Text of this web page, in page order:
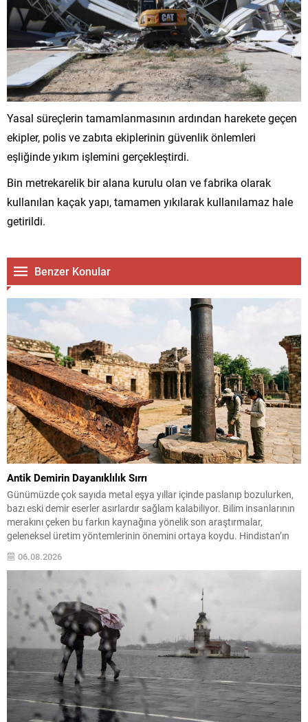
Yasal süreçlerin tamamlanmasının ardından harekete geçen
ekipler, polis ve zabıta ekiplerinin güvenlik önlemleri
eşliğinde yıkım işlemini gerçekleştirdi.
Bin metrekarelik bir alana kurulu olan ve fabrika olarak
kullanılan kaçak yapı, tamamen yıkılarak kullanılamaz hale
getirildi.
Benzer Konular
Antik Demirin Dayanıklılık Sırrı
Günümüzde çok sayıda metal eşya yıllar içinde paslanıp bozulurken,
bazı eski demir eserler asırlardır sağlam kalabiliyor. Bilim insanlarının
merakını çeken bu farkın kaynağına yönelik son araştırmalar,
geleneksel üretim yöntemlerinin önemini ortaya koydu. Hindistan’ın
orta kesiminden Agaria ustalarının kuşaktan kuşağa aktardığı demir
işleme teknikleri incelendiğinde, metalin yüzeyinde kendiliğinden
oluşan koruyucu bir...
06.08.2026